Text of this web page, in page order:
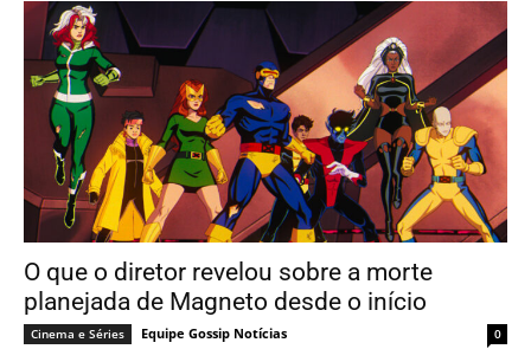
O que o diretor revelou sobre a morte
planejada de Magneto desde o início
Cinema e Séries Equipe Gossip Notícias 0